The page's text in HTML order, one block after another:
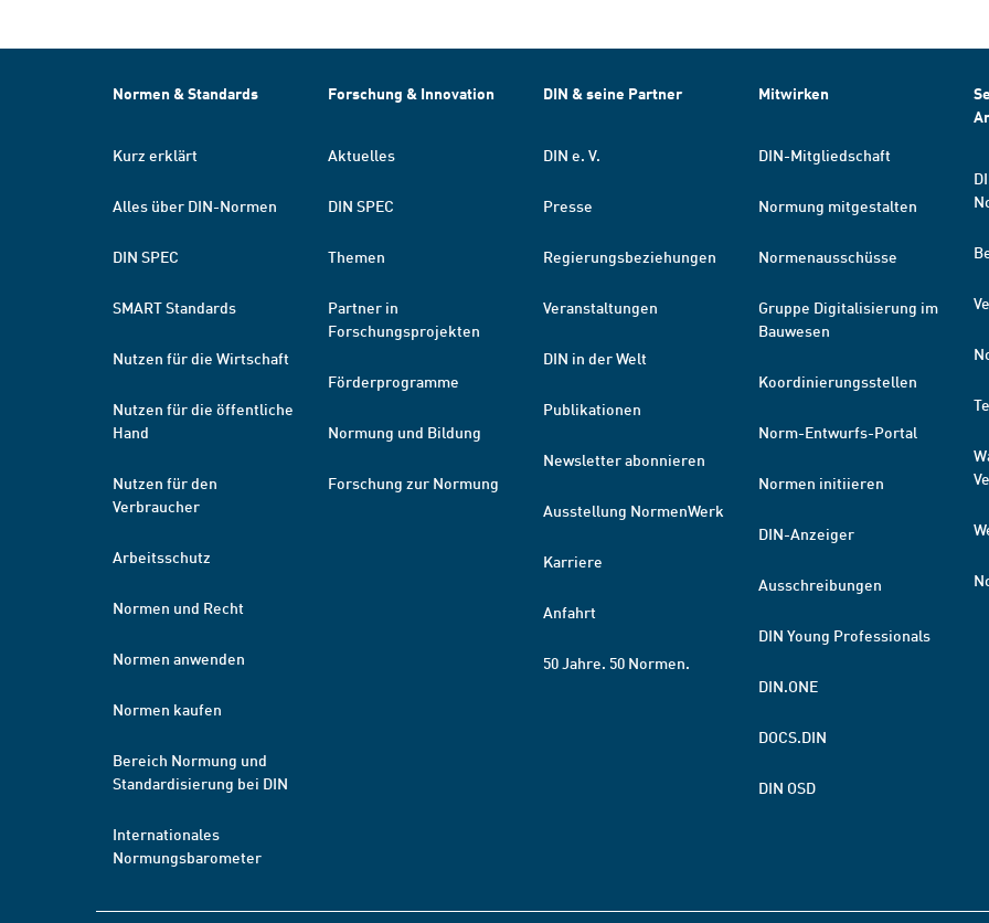
Normen & Standards
Kurz erklärt
Alles über DIN-Normen
DIN SPEC
SMART Standards
Nutzen für die Wirtschaft
Nutzen für die öffentliche
Hand
Nutzen für den
Verbraucher
Arbeitsschutz
Normen und Recht
Normen anwenden
Normen kaufen
Bereich Normung und
Standardisierung bei DIN
Internationales
Normungsbarometer
Forschung & Innovation
Aktuelles
DIN SPEC
Themen
Partner in
Forschungsprojekten
Förderprogramme
Normung und Bildung
Forschung zur Normung
DIN & seine Partner
DIN e. V.
Presse
Regierungsbeziehungen
Veranstaltungen
DIN in der Welt
Publikationen
Newsletter abonnieren
Ausstellung NormenWerk
Karriere
Anfahrt
50 Jahre. 50 Normen.
Mitwirken
DIN-Mitgliedschaft
Normung mitgestalten
Normenausschüsse
Gruppe Digitalisierung im
Bauwesen
Koordinierungsstellen
Norm-Entwurfs-Portal
Normen initiieren
DIN-Anzeiger
Ausschreibungen
DIN Young Professionals
DIN.ONE
DOCS.DIN
DIN OSD